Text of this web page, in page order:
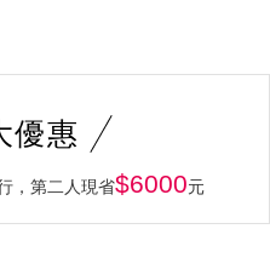
優惠
，第二人現省$6000元